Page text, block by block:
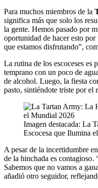
Para muchos miembros de la
significa más que solo los
la gente. Hemos pasado por
oportunidad de hacer esto
que estamos disfrutando”,
La rutina de los escoceses es
temprano con un poco de
de alcohol. Luego, la fiesta
pasto, sintiéndote triste por el
Imagen destacada: La
Escocesa que Ilumina
A pesar de la incertidumbre
de la hinchada es contagioso.
Sabemos que no vamos a
añadió otro seguidor,